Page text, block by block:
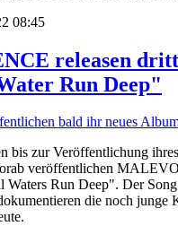
08:45
releasen
Run Deep"
bis zur Veröffentlichung
veröffentlichen
Run Deep". Der
die noch junge